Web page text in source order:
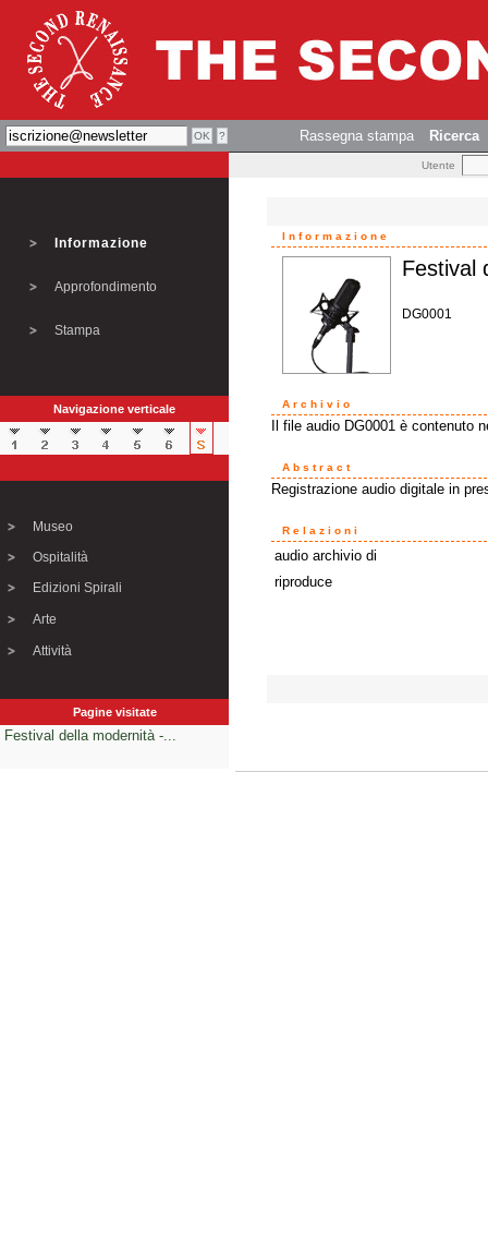
Rassegna stampa Ricerca
Utente
Informazione
Approfondimento
Stampa
Navigazione verticale
Museo
Ospitalità
Edizioni Spirali
Arte
Attività
Pagine visitate
Festival della modernità -...
Informazione
Festival
DG0001
Archivio
Il file audio DG0001 è contenuto
Abstract
Registrazione audio digitale in
Relazioni
audio archivio di
riproduce